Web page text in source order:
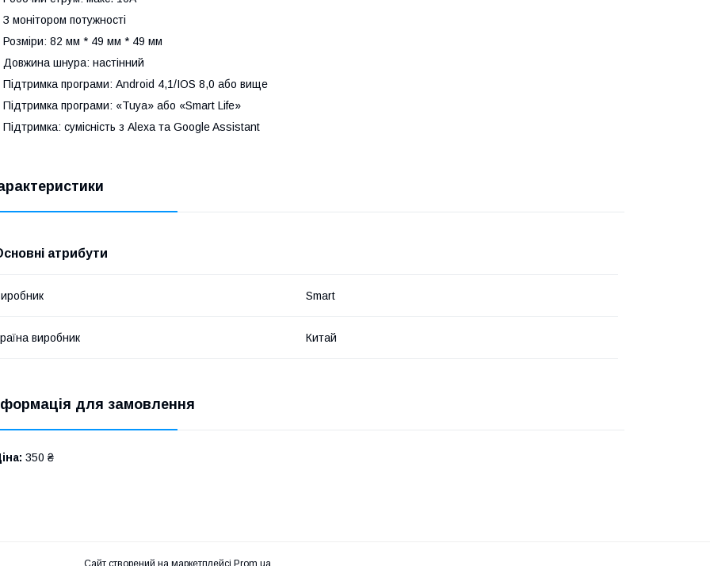
З монітором потужності
Розміри: 82 мм * 49 мм * 49 мм
Довжина шнура: настінний
Підтримка програми: Android 4,1/IOS 8,0 або вище
Підтримка програми: «Tuya» або «Smart Life»
Підтримка: сумісність з Alexa та Google Assistant
атрибути
Smart
виробник Китай
для замовлення
350 ₴
Сайт створений на маркетплейсі Prom.ua